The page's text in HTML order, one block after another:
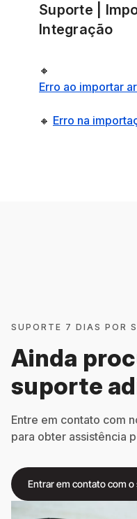
Suporte |
Integração
🔸
Erro ao importar
🔸 Erro na
SUPORTE 7 DIAS POR
Ainda
suporte
Entre em contato com
para obter assistência
Entrar em contato com